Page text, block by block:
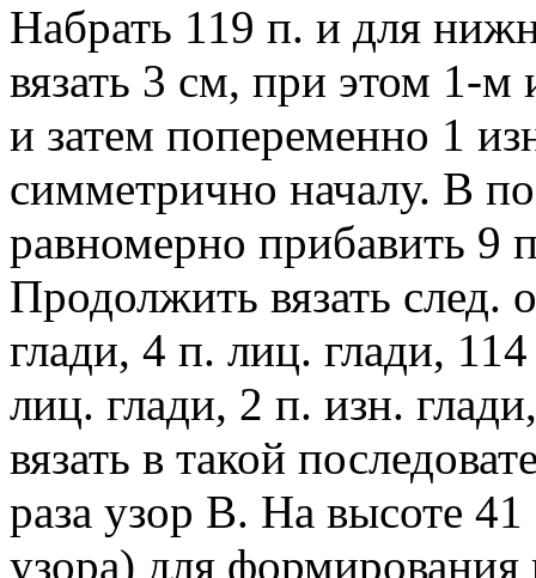
Набрать 119 п. и для
вязать 3 см, при этом 1-м
и затем попеременно 1
симметрично началу. В
равномерно прибавить 9
Продолжить вязать след.
глади, 4 п. лиц. глади,
лиц. глади, 2 п. изн.
вязать в такой
раза узор В. На высоте
узора) для